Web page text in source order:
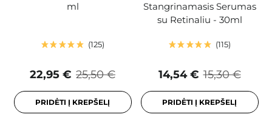
ml
125
25,50 €
22,95 €
PRIDĖTI Į KREPŠELĮ
Stangrinamasis Serumas
su Retinaliu - 30ml
115
15,30 €
14,54 €
PRIDĖTI Į KREPŠELĮ